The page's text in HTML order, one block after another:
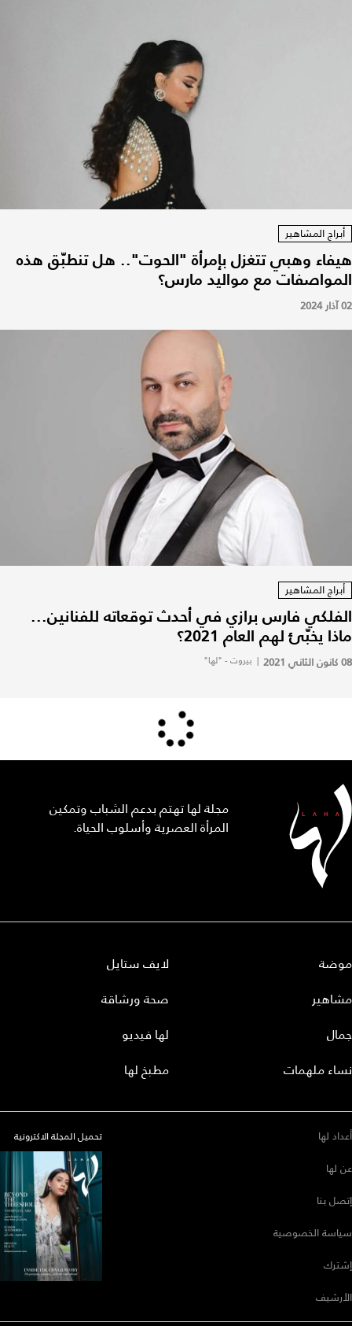
أبراج المشاهير
هيفاء وهبي تتغزل بإمرأة "الحوت".. هل تنطبّق هذه
المواصفات مع مواليد مارس؟
02 آذار 2024
أبراج المشاهير
الفلكي فارس برازي في أحدث توقعاته للفنانين...
ماذا يخبّئ لهم العام 2021؟
08 كانون الثاني 2021 | بيروت - "لها"
مجلة لها تهتم بدعم الشباب وتمكين
المرأة العصرية وأسلوب الحياة.
موضة
مشاهير
جمال
نساء ملهمات
لايف ستايل
صحة ورشاقة
لها فيديو
مطبخ لها
أعداد لها
عن لها
إتصل بنا
سياسة الخصوصية
إشترك
الأرشيف
تحميل المجلة الاكترونية